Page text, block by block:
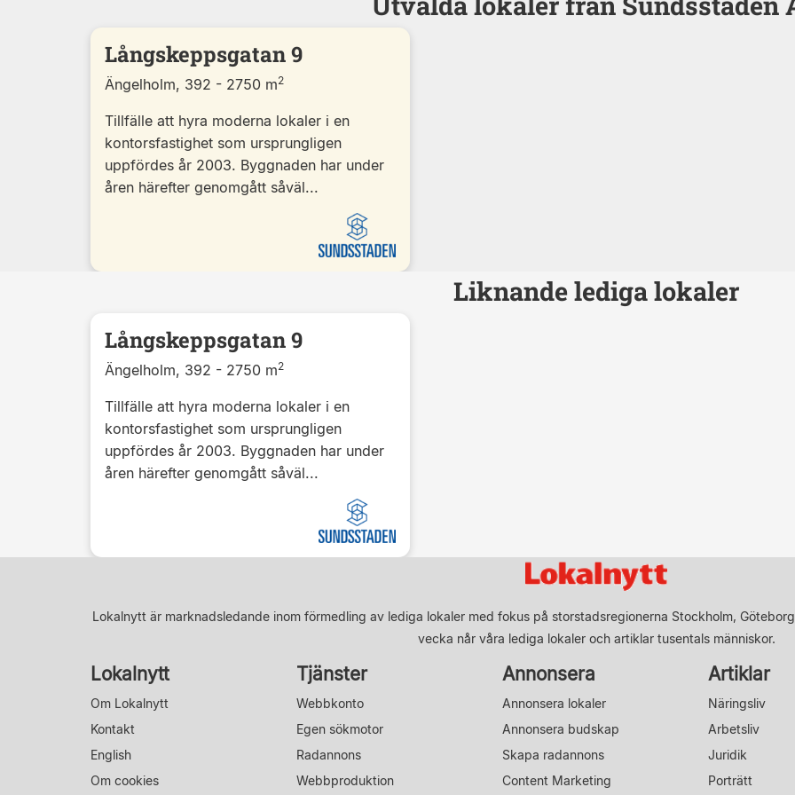
Långskeppsgatan 9
Ängelholm, 392 - 2750 m2
Tillfälle att hyra moderna lokaler i en
kontorsfastighet som ursprungligen
uppfördes år 2003. Byggnaden har under
åren härefter genomgått såväl...
Liknande lediga lokaler
Långskeppsgatan 9
Ängelholm, 392 - 2750 m2
Tillfälle att hyra moderna lokaler i en
kontorsfastighet som ursprungligen
uppfördes år 2003. Byggnaden har under
åren härefter genomgått såväl...
Lokalnytt är marknadsledande inom förmedling av lediga lokaler med fokus på storstadsregionerna Stockholm,
vecka når våra lediga lokaler och artiklar tusentals människor.
Lokalnytt
Om Lokalnytt
Kontakt
English
Om cookies
Tjänster
Webbkonto
Egen sökmotor
Radannons
Webbproduktion
Annonsera
Annonsera lokaler
Annonsera budskap
Skapa radannons
Content Marketing
Artiklar
Näringsliv
Arbetsliv
Juridik
Porträtt